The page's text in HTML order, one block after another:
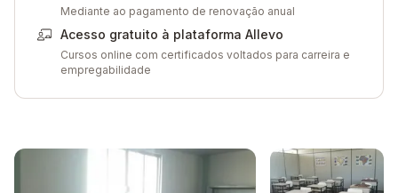
Mediante ao pagamento de renovação anual
Acesso gratuito à plataforma Allevo
Cursos online com certificados voltados para carreira e
empregabilidade
Galeria de imagem